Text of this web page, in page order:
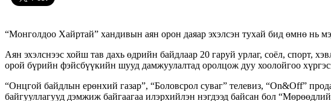
“Монголдоо Хайртай” хандивын аян орон даяар эхэлсэн тухай бид өмнө нь
Аян эхэлснээс хойш тав дахь өдрийн байдлаар 20 гаруй урлаг, соёл, спорт,
орой бүрийн фэйсбүүкийн шууд дамжуулалтад оролцож дуу хоолойгоо
“Онцгой байдлын ерөнхий газар”, “Боловсрол суваг” телевиз, “On&Off”
байгууллагууд дэмжиж байгаагаа илэрхийлэн нэгдээд байсан бол